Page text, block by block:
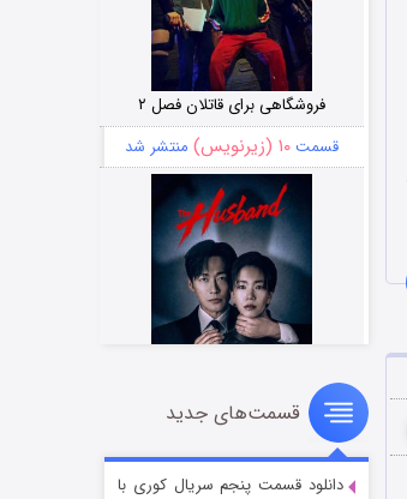
فروشگاهی برای قاتلان فصل ۲
قسمت۱۰ (زیرنویس) منتشر شد
شوهر
قسمت۸ (زیرنویس) منتشر شد
قسمت‌های جدید
دانلود قسمت پنجم سریال کوری با